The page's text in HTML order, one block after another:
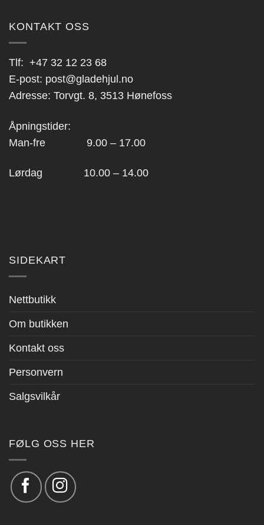
KONTAKT OSS
Tlf: +47 32 12 23 68
E-post: post@gladehjul.no
Adresse: Torvgt. 8, 3513 Hønefoss
Åpningstider:
Man-fre 9.00 – 17.00
Lørdag 10.00 – 14.00
SIDEKART
Nettbutikk
Om butikken
Kontakt oss
Personvern
Salgsvilkår
FØLG OSS HER